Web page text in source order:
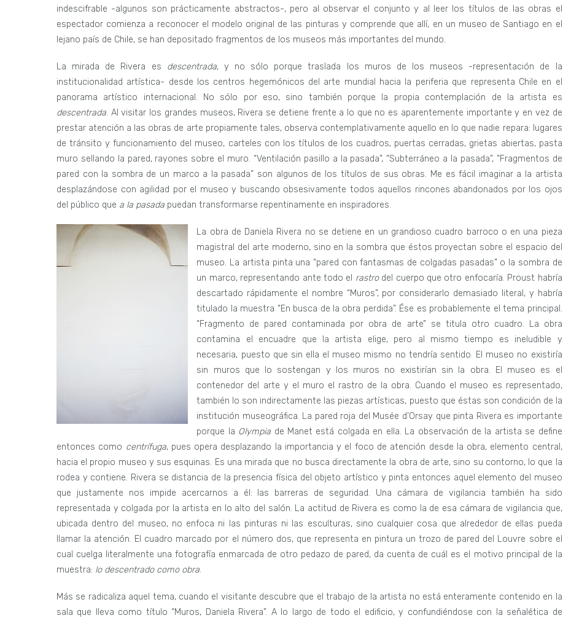
indescifrable -algunos son prácticamente abstractos-, pero al observar el conjunto y al leer los títulos de las obras el
espectador comienza a reconocer el modelo original de las pinturas y comprende que allí, en un museo de Santiago en el
lejano país de Chile, se han depositado fragmentos de los museos más importantes del mundo.
La mirada de Rivera es descentrada, y no sólo porque traslada los muros de los museos -representación de la
institucionalidad artística- desde los centros hegemónicos del arte mundial hacia la periferia que representa Chile en el
panorama artístico internacional. No sólo por eso, sino también porque la propia contemplación de la artista es
descentrada. Al visitar los grandes museos, Rivera se detiene frente a lo que no es aparentemente importante y en vez de
prestar atención a las obras de arte propiamente tales, observa contemplativamente aquello en lo que nadie repara: lugares
de tránsito y funcionamiento del museo, carteles con los títulos de los cuadros, puertas cerradas, grietas abiertas, pasta
muro sellando la pared, rayones sobre el muro. “Ventilación pasillo a la pasada”, “Subterráneo a la pasada”, “Fragmentos de
pared con la sombra de un marco a la pasada” son algunos de los títulos de sus obras. Me es fácil imaginar a la artista
desplazándose con agilidad por el museo y buscando obsesivamente todos aquellos rincones abandonados por los ojos
del público que a la pasada puedan transformarse repentinamente en inspiradores.
La obra de Daniela Rivera no se detiene en un grandioso cuadro barroco o en una pieza
magistral del arte moderno, sino en la sombra que éstos proyectan sobre el espacio del
museo. La artista pinta una “pared con fantasmas de colgadas pasadas” o la sombra de
un marco, representando ante todo el rastrodel cuerpo que otro enfocaría. Proust habría
descartado rápidamente el nombre “Muros”, por considerarlo demasiado literal, y habría
titulado la muestra “En busca de la obra perdida”. Ése es probablemente el tema principal.
“Fragmento de pared contaminada por obra de arte” se titula otro cuadro. La obra
contamina el encuadre que la artista elige, pero al mismo tiempo es ineludible y
necesaria, puesto que sin ella el museo mismo no tendría sentido. El museo no existiría
sin muros que lo sostengan y los muros no existirían sin la obra. El museo es el
contenedor del arte y el muro el rastro de la obra. Cuando el museo es representado,
también lo son indirectamente las piezas artísticas, puesto que éstas son condición de la
institución museográfica. La pared roja del Musée d’Orsay que pinta Rivera es importante
porque la Olympia de Manet está colgada en ella. La observación de la artista se define
entonces como centrífuga, pues opera desplazando la importancia y el foco de atención desde la obra, elemento central,
hacia el propio museo y sus esquinas. Es una mirada que no busca directamente la obra de arte, sino su contorno, lo que la
rodea y contiene. Rivera se distancia de la presencia física del objeto artístico y pinta entonces aquel elemento del museo
que justamente nos impide acercarnos a él: las barreras de seguridad. Una cámara de vigilancia también ha sido
representada y colgada por la artista en lo alto del salón. La actitud de Rivera es como la de esa cámara de vigilancia que,
ubicada dentro del museo, no enfoca ni las pinturas ni las esculturas, sino cualquier cosa que alrededor de ellas pueda
llamar la atención. El cuadro marcado por el número dos, que representa en pintura un trozo de pared del Louvre sobre el
cual cuelga literalmente una fotografía enmarcada de otro pedazo de pared, da cuenta de cuál es el motivo principal de la
muestra: lo descentrado como obra.
Más se radicaliza aquel tema, cuando el visitante descubre que el trabajo de la artista no está enteramente contenido en la
sala que lleva como título “Muros, Daniela Rivera”. A lo largo de todo el edificio, y confundiéndose con la señalética de